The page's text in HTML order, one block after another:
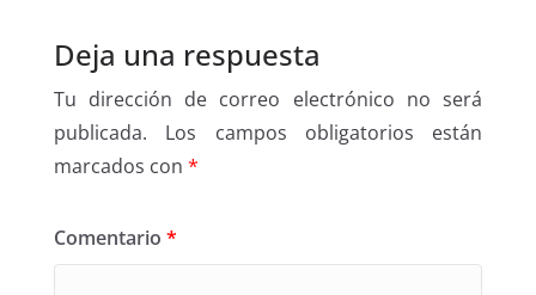
Deja una respuesta
Tu dirección de correo electrónico no será
publicada.
Los campos obligatorios están
marcados con *
Comentario *